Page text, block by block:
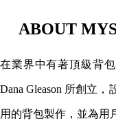
ABOUT
在業界中有著頂級背包
Dana Gleason 所創立
用的背包製作，並為用